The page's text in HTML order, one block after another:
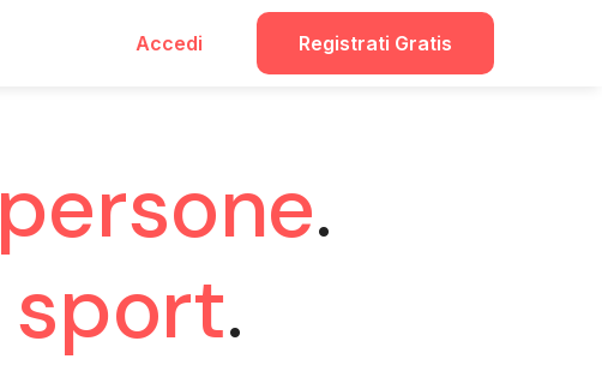
Accedi Registrati Gratis
persone.
sport.